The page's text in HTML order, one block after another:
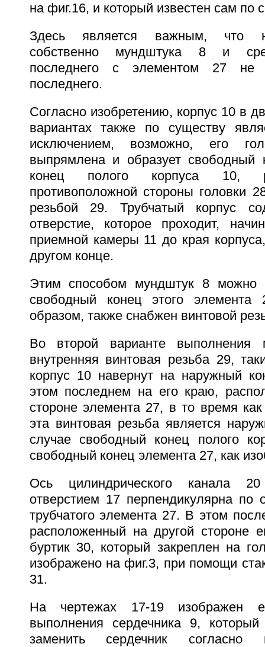
на фиг.16, и который известен сам по
Здесь является важным, что
собственно мундштука 8 и
последнего с элементом 27 не
последнего.
Согласно изобретению, корпус 10 в
вариантах также по существу
исключением, возможно, его
выпрямлена и образует свободный
конец полого корпуса 10,
противоположной стороны головки
резьбой 29. Трубчатый корпус
отверстие, которое проходит,
приемной камеры 11 до края
другом конце.
Этим способом мундштук 8 можно
свободный конец этого элемента
образом, также снабжен винтовой
Во второй варианте выполнения
внутренняя винтовая резьба 29,
корпус 10 навернут на наружный
этом последнем на его краю,
стороне элемента 27, в то время
эта винтовая резьба является
случае свободный конец полого
свободный конец элемента 27, как
Ось цилиндрического канала
отверстием 17 перпендикулярна по
трубчатого элемента 27. В этом
расположенный на другой стороне
буртик 30, который закреплен на
изображено на фиг.3, при помощи
31.
На чертежах 17-19 изображен
выполнения сердечника 9,
заменить сердечник согласно